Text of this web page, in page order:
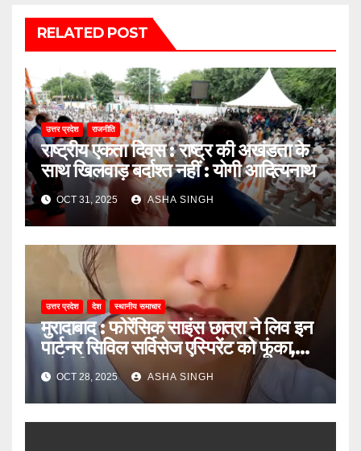
RELATED POST
उत्तर प्रदेश राजनीति
राष्ट्रीय एकता दिवस : राष्ट्र की अखंडता के
साथ खिलवाड़ बर्दाश्त नहीं : योगी आदित्यनाथ
OCT 31, 2025 ASHA SINGH
उत्तर प्रदेश देश स्थानीय समाचार
मुरादाबाद : फोरेंसिक साइंस छात्रा ने लिव इन
पार्टनर सिविल सर्विसेज एस्पिरेंट को फूंका,
जानें, फिर क्या हुआ…
OCT 28, 2025 ASHA SINGH